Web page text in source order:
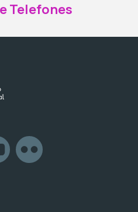
Telefones